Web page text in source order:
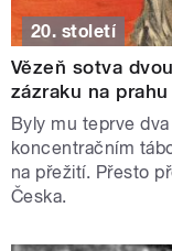
20. století
Vězeň sotva
zázraku na
Byly mu teprve
koncentračním
na přežití. Přesto
Česka.